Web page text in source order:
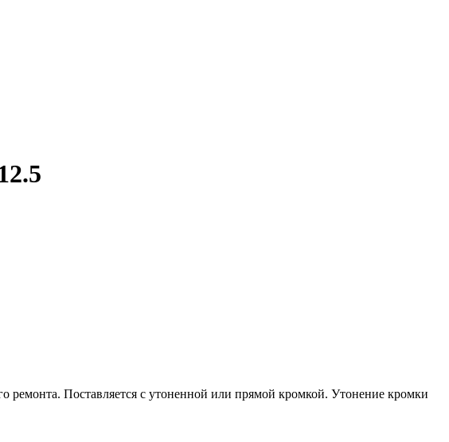
ремонта. Поставляется с утоненной или прямой кромкой. Утонение кромки